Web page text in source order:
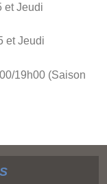
et Jeudi
et Jeudi
19h00 (Saison